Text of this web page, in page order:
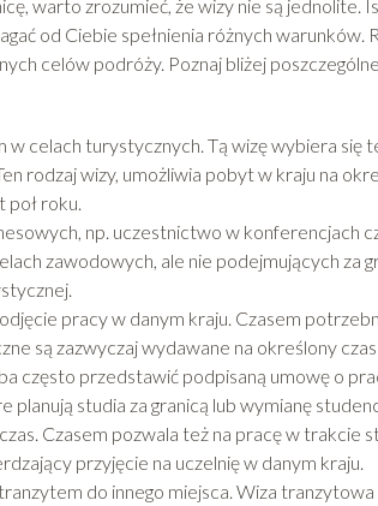
warto zrozumieć, że wizy nie są jednolite.
od Ciebie spełnienia różnych warunków.
celów podróży. Poznaj bliżej
celach turystycznych. Tą wizę wybiera się
rodzaj wizy, umożliwia pobyt w kraju na
roku.
np. uczestnictwo w konferencjach
zawodowych, ale nie podejmujących za
pracy w danym kraju. Czasem
są zazwyczaj wydawane na określony czas
często przedstawić podpisaną umowę o
studia za granicą lub wymianę
Czasem pozwala też na pracę w trakcie
przyjęcie na uczelnię w danym kraju.
do innego miejsca. Wiza tranzytowa